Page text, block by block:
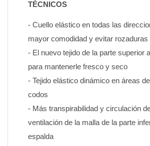
TÉCNICOS
- Cuello elástico en todas las
mayor comodidad y evitar rozaduras
- El nuevo tejido de la parte superior
para mantenerle fresco y seco
- Tejido elástico dinámico en áreas
codos
- Más transpirabilidad y circulación
ventilación de la malla de la parte
espalda